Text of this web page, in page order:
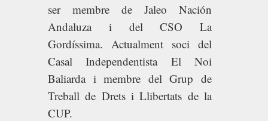
ser membre de Jaleo Nación
Andaluza i del CSO La
Gordíssima. Actualment soci del
Casal Independentista El Noi
Baliarda i membre del Grup de
Treball de Drets i Llibertats de la
CUP.